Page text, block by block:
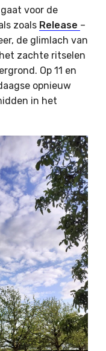
voor de
zoals Release –
de glimlach van
zachte ritselen
Op 11 en
opnieuw
in het